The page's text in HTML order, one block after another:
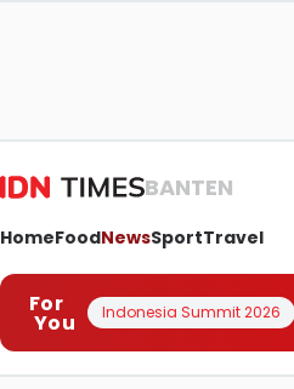
BANTEN
HomeFoodNewsSportTravel
For
You Indonesia Summit 2026